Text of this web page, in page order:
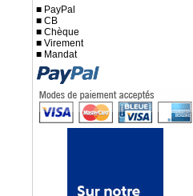
■ PayPal
■ CB
■ Chèque
■ Virement
■ Mandat